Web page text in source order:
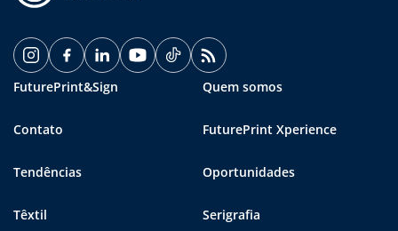
FuturePrint&Sign Quem somos
Contato FuturePrint Xperience
Tendências Oportunidades
Têxtil Serigrafia